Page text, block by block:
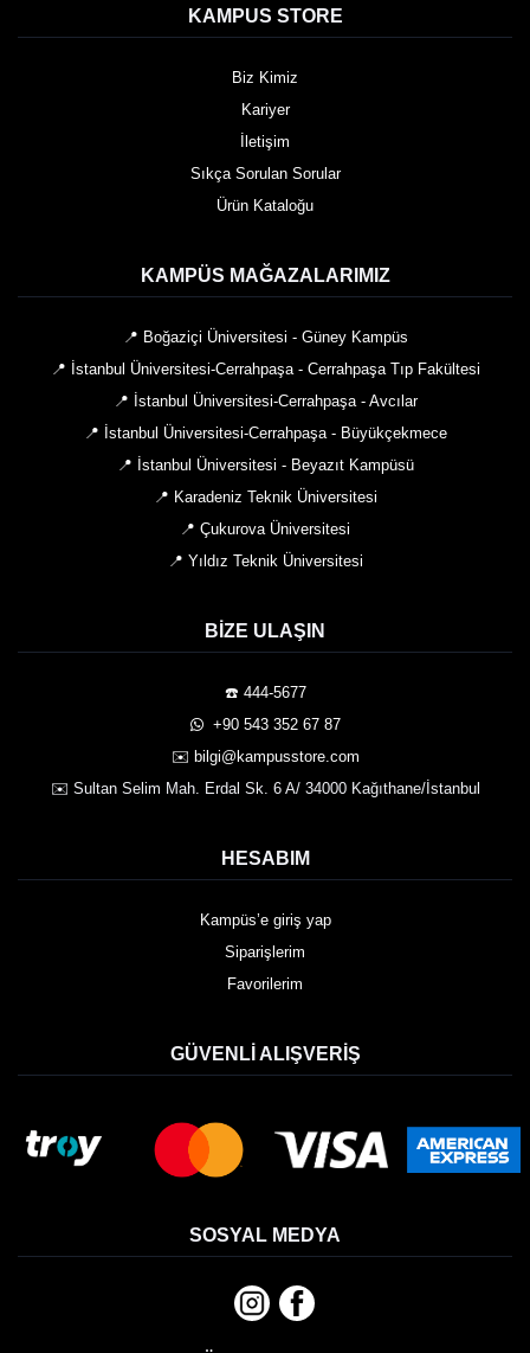
KAMPUS STORE
Biz Kimiz
Kariyer
İletişim
Sıkça Sorulan Sorular
Ürün Kataloğu
KAMPÜS MAĞAZALARIMIZ
📍 Boğaziçi Üniversitesi - Güney Kampüs
📍 İstanbul Üniversitesi-Cerrahpaşa - Cerrahpaşa Tıp Fakültesi
📍 İstanbul Üniversitesi-Cerrahpaşa - Avcılar
📍 İstanbul Üniversitesi-Cerrahpaşa - Büyükçekmece
📍 İstanbul Üniversitesi - Beyazıt Kampüsü
📍 Karadeniz Teknik Üniversitesi
📍 Çukurova Üniversitesi
📍 Yıldız Teknik Üniversitesi
BIZE ULAŞIN
☎️ 444-5677
️ +90 543 352 67 87
✉️ bilgi@kampusstore.com
✉️ Sultan Selim Mah. Erdal Sk. 6 A/ 34000 Kağıthane/İstanbul
HESABIM
Kampüs’e giriş yap
Siparişlerim
Favorilerim
GÜVENLI ALIŞVERIŞ
SOSYAL MEDYA